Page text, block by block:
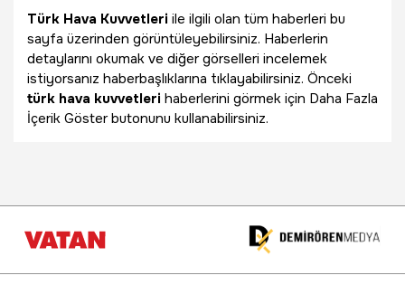
Türk Hava Kuvvetleri ile ilgili olan tüm haberleri bu
sayfa üzerinden görüntüleyebilirsiniz. Haberlerin
detaylarını okumak ve diğer görselleri incelemek
istiyorsanız haberbaşlıklarına tıklayabilirsiniz. Önceki
türk hava kuvvetleri haberlerini görmek için Daha Fazla
İçerik Göster butonunu kullanabilirsiniz.